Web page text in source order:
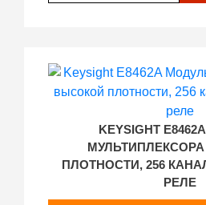
KEYSIGHT
ПЛОТНОСТИ, 256
РЕЛЕ